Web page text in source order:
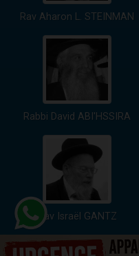
Rav Aharon L. STEINMAN
Rabbi David ABI'HSSIRA
Rav Israël GANTZ